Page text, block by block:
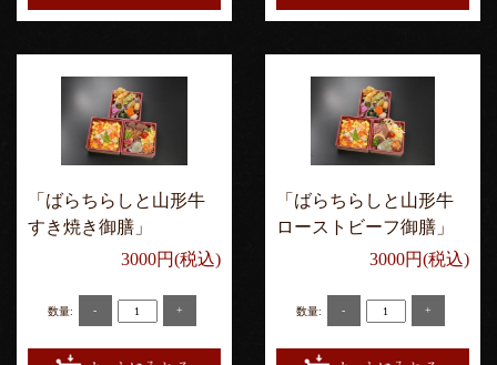
「ばらちらしと山形牛
すき焼き御膳」
3000円(税込)
数量: - +
「ばらちらしと山形牛
ローストビーフ御膳」
3000円(税込)
数量: - +